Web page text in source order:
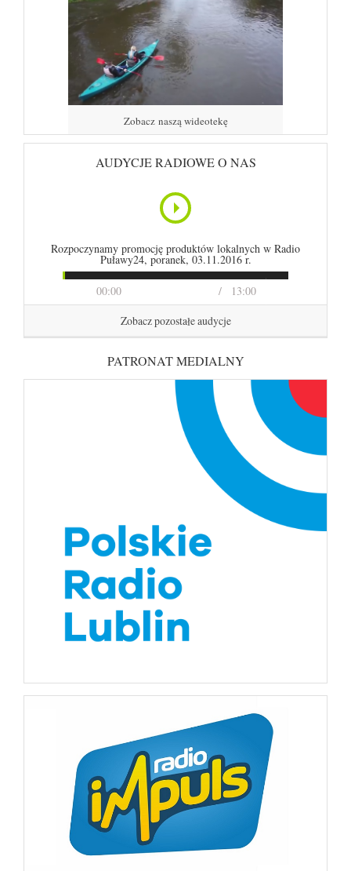
Zobacz naszą wideotekę
AUDYCJE RADIOWE O NAS
00:00 13:00
Rozpoczynamy promocję produktów lokalnych w Radio
Puławy24, poranek, 03.11.2016 r.
Zobacz pozostałe audycje
PATRONAT MEDIALNY